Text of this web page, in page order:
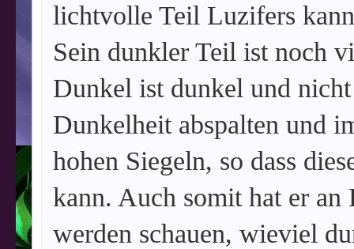
lichtvolle Teil Luzifers
Sein dunkler Teil ist noch
Dunkel ist dunkel und
Dunkelheit abspalten und
hohen Siegeln, so dass
kann. Auch somit hat er
werden schauen, wieviel